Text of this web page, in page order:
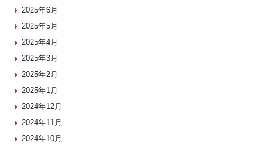
2025年6月
2025年5月
2025年4月
2025年3月
2025年2月
2025年1月
2024年12月
2024年11月
2024年10月